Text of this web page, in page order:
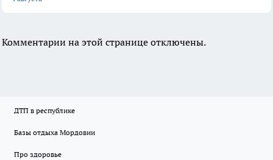
Комментарии на этой странице отключены.
ДТП в республике
Базы отдыха Мордовии
Про здоровье